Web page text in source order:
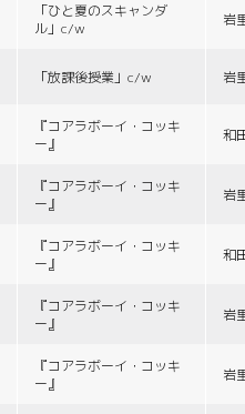
「ひと夏のスキャンダ
ル」c/w
岩
「放課後授業」c/w 岩
『コアラボーイ・コッキ
ー』
和
『コアラボーイ・コッキ
ー』
岩
『コアラボーイ・コッキ
ー』
和
『コアラボーイ・コッキ
ー』
岩
『コアラボーイ・コッキ
ー』
岩